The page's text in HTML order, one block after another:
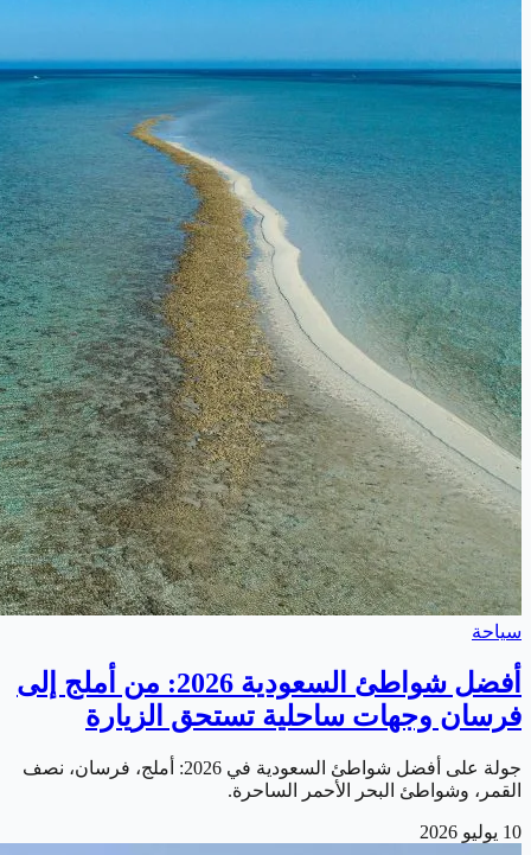
سياحة
أفضل شواطئ السعودية 2026: من أملج إلى
فرسان وجهات ساحلية تستحق الزيارة
جولة على أفضل شواطئ السعودية في 2026: أملج، فرسان، نصف
القمر، وشواطئ البحر الأحمر الساحرة.
10 يوليو 2026